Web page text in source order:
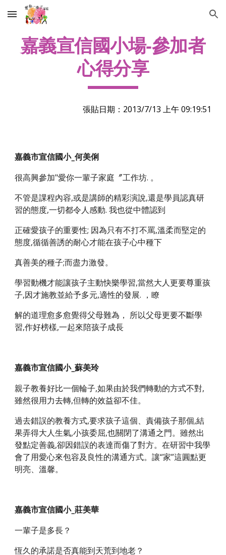
Skip to main content Skip to navigation
嘉義宣信國小場-參加者
心得分享
張貼日期：2013/7/13 上午 09:19:51
嘉義市宣信國小_何美俐
很高興參加"愛你一輩子家庭〞工作坊. 。
不管是課程內容,或是講師的精彩演說,還是學員認真研
習的態度,一切都令人感動. 我也從中體認到
正確愛孩子的重要性; 因為只有不打不罵,溫柔而堅定的
態度,循循善誘的耐心才能在孩子心中種下
真善美的種子;而盡力激發。
學習動機才能讓孩子主動快樂學習,當然大人更要尊重孩
子,因才施教並給予多元,適性的發展. ，瞭
解的道理愈多愈覺得父母難為， 所以父母更要不斷學
習,作好榜樣,一起來陪孩子成長
嘉義市宣信國小_蘇美玲
親子教養好比一個輪子,如果由於我們轉動的方式不對,
雖然很用力去轉,但轉的效益卻不佳。
過去錯誤的教養方式,要求孩子這個、責備孩子那個,結
果弄得大人生氣,小孩委屈,也關閉了溝通之門。雖然出
發點定善義,卻因錯誤的表達而傷了對方。在研習中我學
會了用愛心來包容及良性的溝通方式。讓“家”這圓點更
明亮、溫馨。
嘉義市宣信國小_莊美華
一輩子是多長？
恆久的承諾是否真能到天荒到地老？